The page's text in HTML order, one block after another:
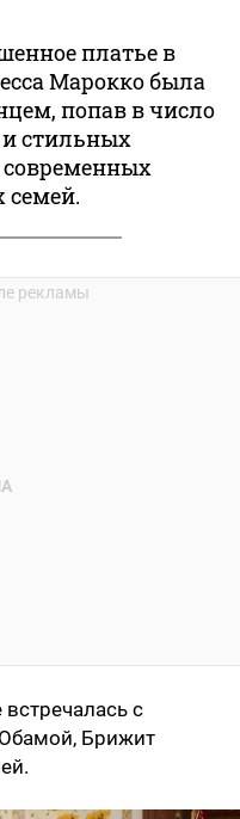
платье в
Марокко была
попав в число
стильных
современных
семей.
с
Брижит